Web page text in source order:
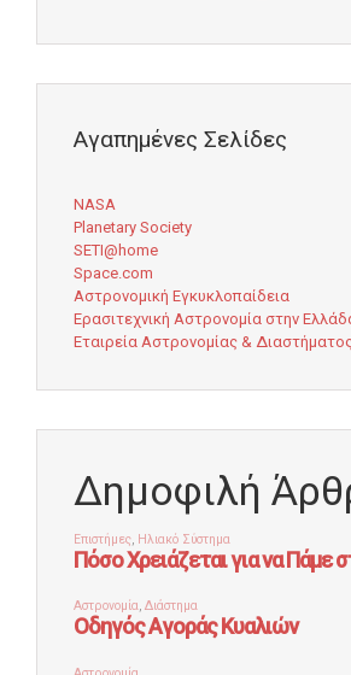
Αγαπημένες Σελίδες
NASA
Planetary Society
SETI@home
Space.com
Αστρονομική Εγκυκλοπαίδεια
Ερασιτεχνική Αστρονομία στην
Εταιρεία Αστρονομίας &
Δημοφιλή